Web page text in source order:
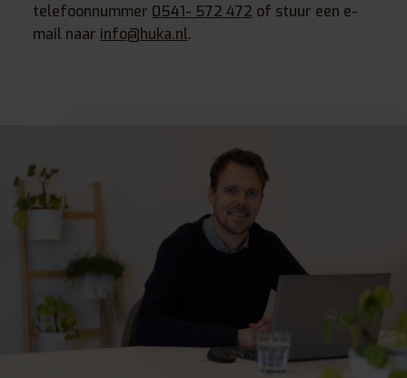
telefoonnummer 0541- 572 472 of stuur een e-
mail naar info@huka.nl.